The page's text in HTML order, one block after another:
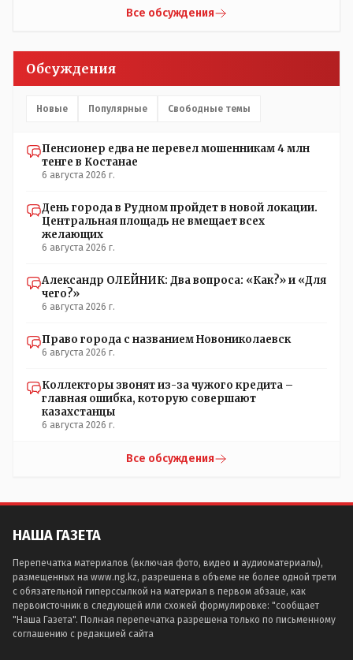
род из Среднего Жуза так же поступает по отношению к
младшему роду из Старшего Жуза. Этого сейчас не
подсознательном уровне - это сидит. Так что пока будет
так.
Костанай. Что не так? При чём здесь ономасты? Был
историческое?
Все обсуждения
Обсуждения
Новые Популярные Свободные темы
Пенсионер едва не перевел мошенникам 4 млн
тенге в Костанае
6 августа 2026 г.
День города в Рудном пройдет в новой локации.
Центральная площадь не вмещает всех
желающих
6 августа 2026 г.
Александр ОЛЕЙНИК: Два вопроса: «Как?» и «Для
чего?»
6 августа 2026 г.
Право города с названием Новониколаевск
6 августа 2026 г.
Коллекторы звонят из-за чужого кредита –
главная ошибка, которую совершают
казахстанцы
6 августа 2026 г.
Все обсуждения
НАША ГАЗЕТА
Перепечатка материалов (включая фото, видео и аудиоматериалы),
размещенных на www.ng.kz, разрешена в объеме не более одной трети
с обязательной гиперссылкой на материал в первом абзаце, как
первоисточник в следующей или схожей формулировке: "сообщает
"Наша Газета". Полная перепечатка разрешена только по письменному
соглашению с редакцией сайта